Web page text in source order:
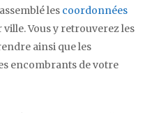
les coordonnées
Vous y retrouverez les
ainsi que les
encombrants de votre